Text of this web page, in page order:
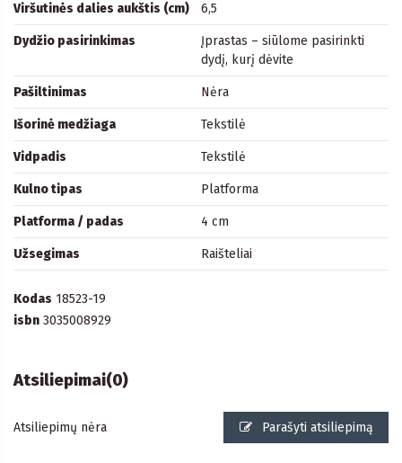
Viršutinės dalies aukštis (cm) 6,5
Dydžio pasirinkimas
Įprastas – siūlome pasirinkti
dydį, kurį dėvite
Pašiltinimas Nėra
Išorinė medžiaga Tekstilė
Vidpadis Tekstilė
Kulno tipas Platforma
Platforma / padas 4 cm
Užsegimas Raišteliai
Kodas 18523-19
isbn 3035008929
Atsiliepimai(0)
Atsiliepimų nėra Parašyti atsiliepimą